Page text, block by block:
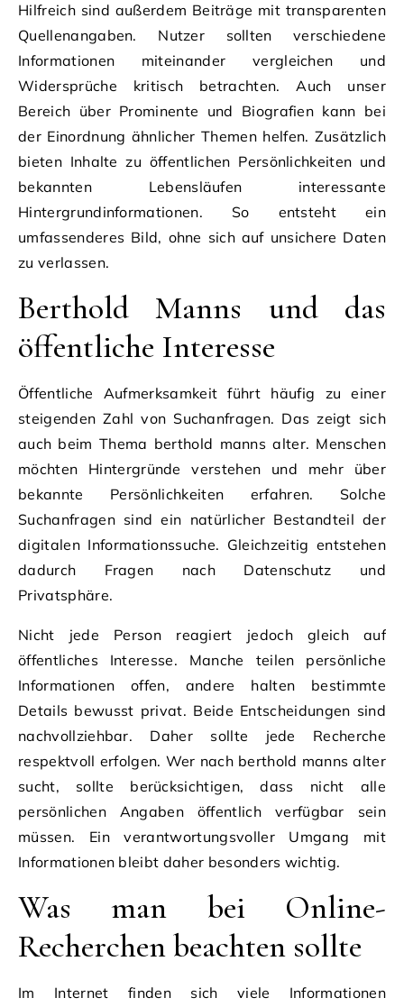
Hilfreich sind außerdem Beiträge mit transparenten
Quellenangaben. Nutzer sollten verschiedene
Informationen miteinander vergleichen und
Widersprüche kritisch betrachten. Auch unser
Bereich über Prominente und Biografien kann bei
der Einordnung ähnlicher Themen helfen. Zusätzlich
bieten Inhalte zu öffentlichen Persönlichkeiten und
bekannten Lebensläufen interessante
Hintergrundinformationen. So entsteht ein
umfassenderes Bild, ohne sich auf unsichere Daten
zu verlassen.
Berthold Manns und das
öffentliche Interesse
Öffentliche Aufmerksamkeit führt häufig zu einer
steigenden Zahl von Suchanfragen. Das zeigt sich
auch beim Thema berthold manns alter. Menschen
möchten Hintergründe verstehen und mehr über
bekannte Persönlichkeiten erfahren. Solche
Suchanfragen sind ein natürlicher Bestandteil der
digitalen Informationssuche. Gleichzeitig entstehen
dadurch Fragen nach Datenschutz und
Privatsphäre.
Nicht jede Person reagiert jedoch gleich auf
öffentliches Interesse. Manche teilen persönliche
Informationen offen, andere halten bestimmte
Details bewusst privat. Beide Entscheidungen sind
nachvollziehbar. Daher sollte jede Recherche
respektvoll erfolgen. Wer nach berthold manns alter
sucht, sollte berücksichtigen, dass nicht alle
persönlichen Angaben öffentlich verfügbar sein
müssen. Ein verantwortungsvoller Umgang mit
Informationen bleibt daher besonders wichtig.
Was man bei Online-
Recherchen beachten sollte
Im Internet finden sich viele Informationen